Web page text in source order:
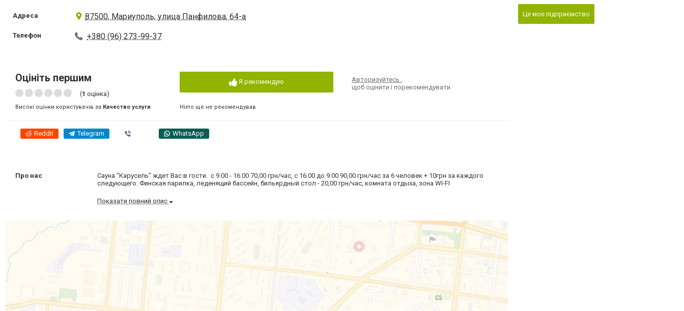
Адреса 87500, Мариуполь, улица Панфилова, 64-а
Телефон +380 (96) 273-99-37
Оцініть першим
(1 оцінка)
Високі оцінки користувачів за Качество услуги
Я рекомендую
Ніхто ще не рекомендував
Авторизуйтесь,
щоб оцінити і порекомендувати
Reddit Telegram WhatsApp
Про нас
Сауна "Карусель" ждет Вас в гости. с 9.00 - 16.00 70,00 грн/час, с 16.00 до 9.00 90,00 грн/час за 6 человек + 10грн за каждого
следующего. Финская парилка, леденящий бассейн, бильярдный стол - 20,00 грн/час, комната отдыха, зона WI-FI
Показати повний опис
Це моє підприємство